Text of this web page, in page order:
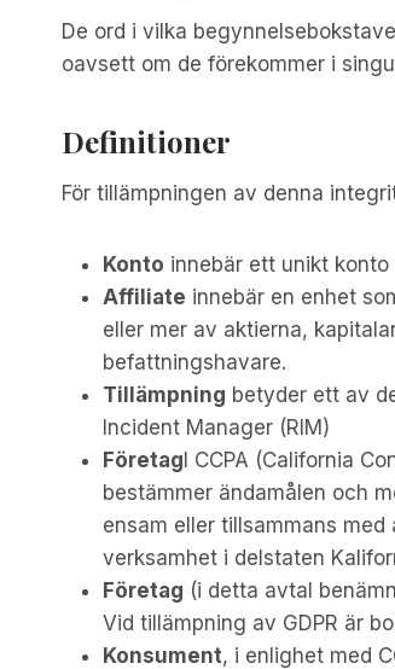
De ord i vilka
oavsett om de förekommer i
Definitioner
För tillämpningen av denna
Konto innebär ett unikt
Affiliate innebär en enhet
eller mer av aktierna,
befattningshavare.
Tillämpning betyder ett av
Incident Manager (RIM)
Företag I CCPA (California
bestämmer ändamålen och
ensam eller tillsammans
verksamhet i delstaten
Företag (i detta avtal
Vid tillämpning av GDPR är
Konsument, i enlighet med